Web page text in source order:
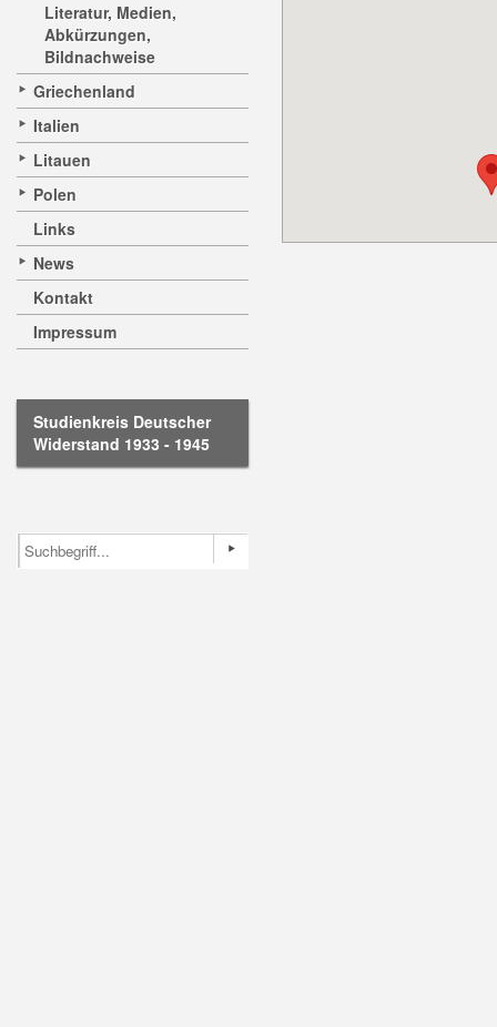
Literatur, Medien,
Abkürzungen,
Bildnachweise
Griechenland
Italien
Litauen
Polen
Links
News
Kontakt
Impressum
Studienkreis Deutscher
Widerstand 1933 - 1945